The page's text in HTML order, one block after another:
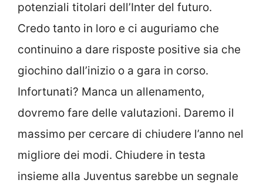
potenziali titolari dell’Inter del futuro.
Credo tanto in loro e ci auguriamo che
continuino a dare risposte positive sia che
giochino dall’inizio o a gara in corso.
Infortunati? Manca un allenamento,
dovremo fare delle valutazioni. Daremo il
massimo per cercare di chiudere l’anno nel
migliore dei modi. Chiudere in testa
insieme alla Juventus sarebbe un segnale